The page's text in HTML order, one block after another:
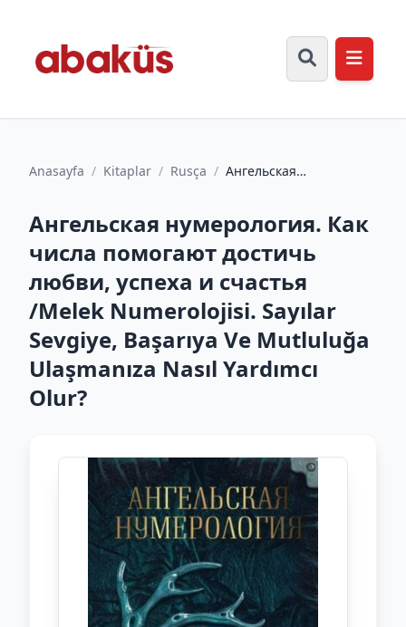
Anasayfa / Kitaplar / Rusça / Ангельская
любви, успеха...
Ангельская нумерология. Как
числа помогают достичь
любви, успеха и счастья
/Melek Numerolojisi. Sayılar
Sevgiye, Başarıya Ve Mutluluğa
Ulaşmanıza Nasıl Yardımcı
Olur?